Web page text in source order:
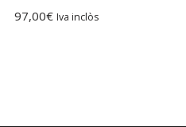
97,00€ Iva inclòs